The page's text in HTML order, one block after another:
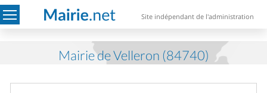
Site indépendant de l'administration
Mairie de Velleron (84740)